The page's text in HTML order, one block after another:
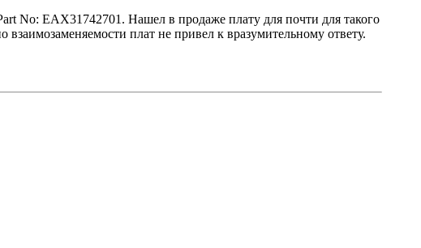
No: EAX31742701. Нашел в продаже плату для почти для такого
плат не привел к вразумительному ответу.